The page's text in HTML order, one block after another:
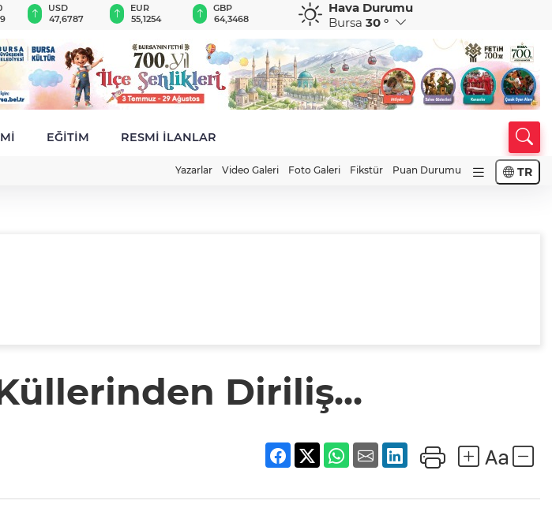
USD
47,6787
EUR
55,1254
GBP
64,3468
CHF
59,0083
CAD
34,1883
Hava Durumu
Bursa 30 °
EĞİTİM RESMİ İLANLAR
Yazarlar Video Galeri Foto Galeri Fikstür Puan Durumu TR
Diriliş...